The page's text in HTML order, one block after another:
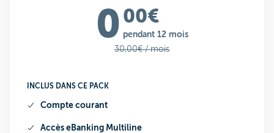
000€
pendant 12 mois
30,00€ / mois
INCLUS DANS CE PACK
Compte courant
Accès eBanking Multiline